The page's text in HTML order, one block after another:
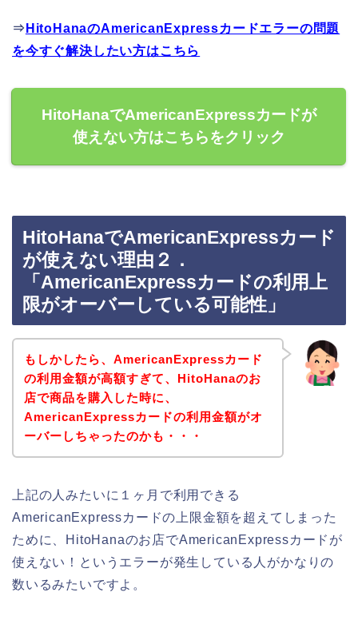
⇒ HitoHanaのAmericanExpressカードエラーの問題
を今すぐ解決したい方はこちら
HitoHanaでAmericanExpressカードが
使えない方はこちらをクリック
HitoHanaでAmericanExpressカード
が使えない理由２．
「AmericanExpressカードの利用上
限がオーバーしている可能性」
もしかしたら、AmericanExpressカード
の利用金額が高額すぎて、HitoHanaのお
店で商品を購入した時に、
AmericanExpressカードの利用金額がオ
ーバーしちゃったのかも・・・
上記の人みたいに１ヶ月で利用できる
AmericanExpressカードの上限金額を超えてしまった
ために、HitoHanaのお店でAmericanExpressカードが
使えない！というエラーが発生している人がかなりの
数いるみたいですよ。